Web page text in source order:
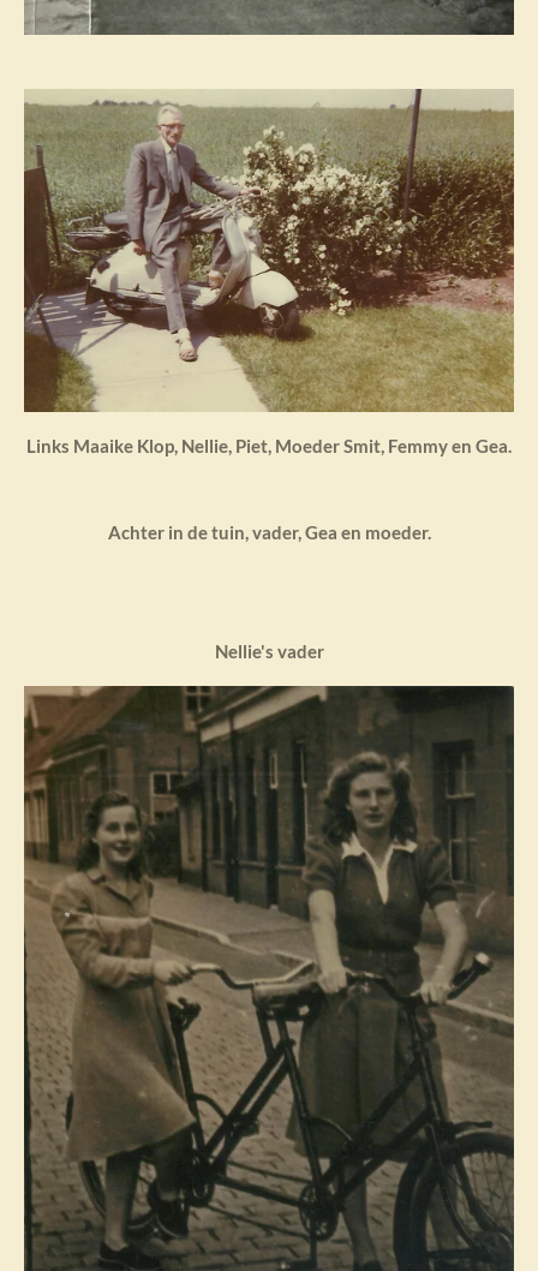
Links Maaike Klop, Nellie, Piet, Moeder Smit, Femmy en Gea.
Achter in de tuin, vader, Gea en moeder.
Nellie's vader